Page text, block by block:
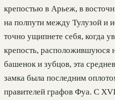
крепостью в Арьеж, в
на полпути между Тулузой и
точно ущипнете себя, когда
крепость, расположившуюся
башенок и зубцов, эта
замка была последним
правителей графов Фуа. С